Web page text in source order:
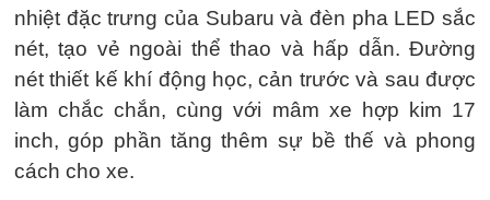
nhiệt đặc trưng của Subaru và đèn pha LED sắc
nét, tạo vẻ ngoài thể thao và hấp dẫn. Đường
nét thiết kế khí động học, cản trước và sau được
làm chắc chắn, cùng với mâm xe hợp kim 17
inch, góp phần tăng thêm sự bề thế và phong
cách cho xe.